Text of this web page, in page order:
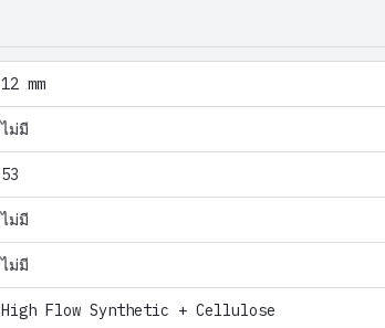
12 mm
ไม่มี
53
ไม่มี
ไม่มี
High Flow Synthetic + Cellulose